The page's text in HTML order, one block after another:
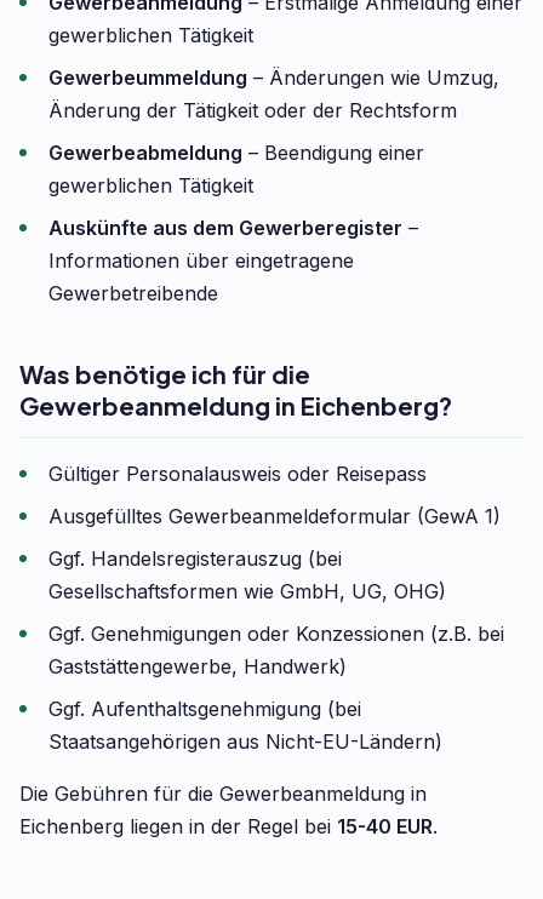
gewerblichen Tätigkeit
Gewerbeummeldung – Änderungen wie Umzug,
Änderung der Tätigkeit oder der Rechtsform
Gewerbeabmeldung – Beendigung einer
gewerblichen Tätigkeit
Auskünfte aus dem Gewerberegister –
Informationen über eingetragene
Gewerbetreibende
Was benötige ich für die
Gewerbeanmeldung in Eichenberg?
Gültiger Personalausweis oder Reisepass
Ausgefülltes Gewerbeanmeldeformular (GewA 1)
Ggf. Handelsregisterauszug (bei
Gesellschaftsformen wie GmbH, UG, OHG)
Ggf. Genehmigungen oder Konzessionen (z.B. bei
Gaststättengewerbe, Handwerk)
Ggf. Aufenthaltsgenehmigung (bei
Staatsangehörigen aus Nicht-EU-Ländern)
Die Gebühren für die Gewerbeanmeldung in
Eichenberg liegen in der Regel bei 15-40 EUR.